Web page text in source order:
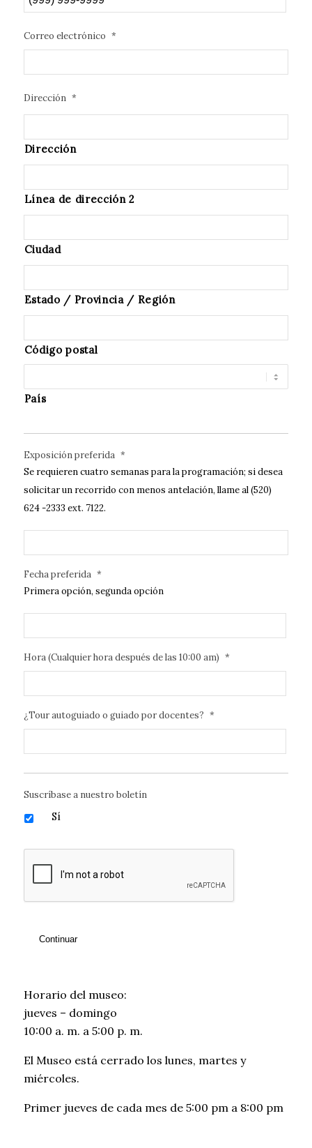
Correo electrónico *
Dirección *
Dirección
Línea de dirección 2
Ciudad
Estado / Provincia / Región
Código postal
País
Exposición preferida *
Se requieren cuatro semanas para la programación; si desea
solicitar un recorrido con menos antelación, llame al (520)
624 -2333 ext. 7122.
Fecha preferida *
Primera opción, segunda opción
Hora (Cualquier hora después de las 10:00 am) *
¿Tour autoguiado o guiado por docentes? *
Suscríbase a nuestro boletín
Sí
Continuar
Horario del museo:
jueves – domingo
10:00 a. m. a 5:00 p. m.
El Museo está cerrado los lunes, martes y
miércoles.
Primer jueves de cada mes de 5:00 pm a 8:00 pm